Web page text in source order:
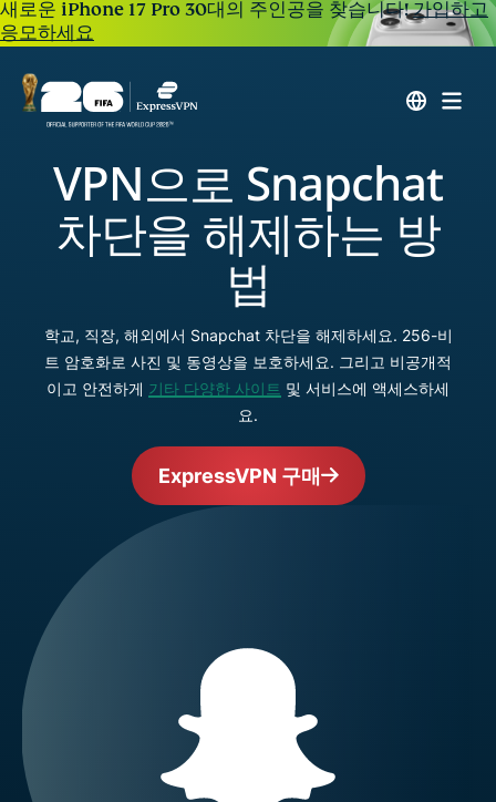
새로운 iPhone 17 Pro 30대의 주인공을 찾습니다!가입하고
응모하세요
VPN으로 Snapchat
차단을 해제하는 방
법
학교, 직장, 해외에서 Snapchat 차단을 해제하세요. 256-비
트 암호화로 사진 및 동영상을 보호하세요. 그리고 비공개적
이고 안전하게 기타 다양한 사이트 및 서비스에 액세스하세
요.
ExpressVPN 구매